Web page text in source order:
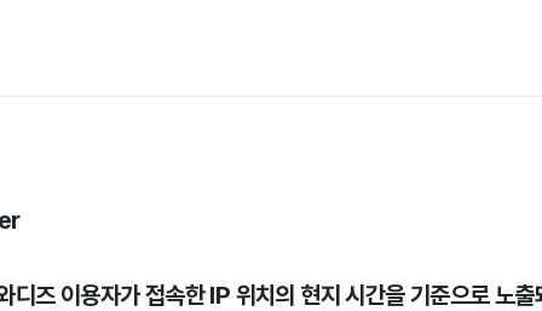
디즈 이용자가 접속한 IP 위치의 현지 시간을 기준으로 노출